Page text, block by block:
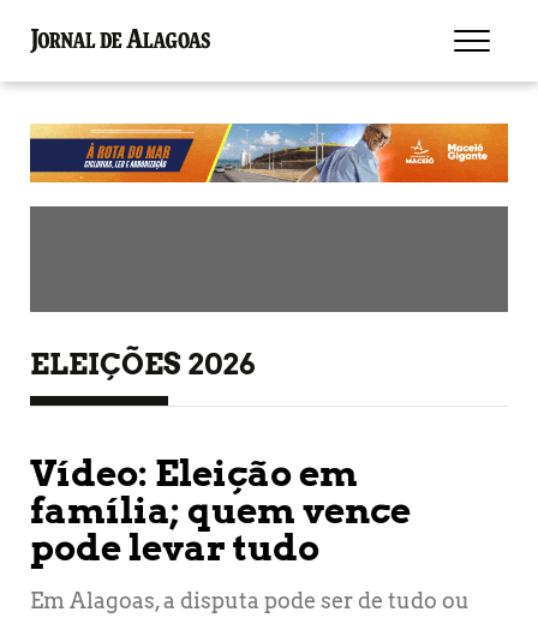
ELEIÇÕES 2026
Vídeo: Eleição em
família; quem vence
pode levar tudo
Em Alagoas, a disputa pode ser de tudo ou